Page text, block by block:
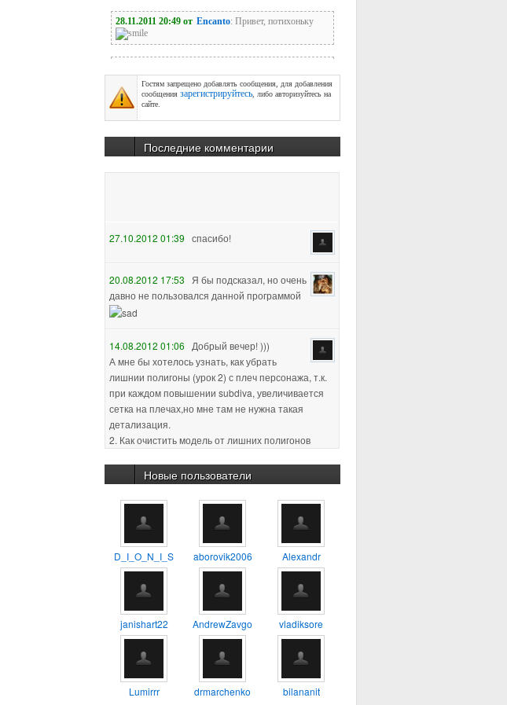
Гостям запрещено добавлять сообщения, для добавления
сообщения зарегистрируйтесь , либо авторизуйтесь на
сайте.
Последние комментарии
давно не пользовался данной программой
14.08.2012 01:06 Добрый вечер! )))
А мне бы хотелось узнать, как убрать
лишнии полигоны (урок 2) с плеч персонажа, т.к.
при каждом повышении subdiva, увеличивается
сетка на плечах,но мне там не нужна такая
детализация.
2. Как очистить модель от лишних полигонов
(оптимизация, по-моему так называется)
Заранее спасибо за ответ )
29.01.2012 23:38
Хороший урок, для
новичков будет самое то, один из первых
11.02.2014 17:56
А можно ли таким
способом делать 3D модель например
помещения?
11.02.2013 13:45
тень не в ту сторону. а
так айс.
Новые пользователи
D_I_O_N_I_S aborovik2006 Alexandr
janishart22 AndrewZavgo vladiksore
Lumirrr drmarchenko bilananit